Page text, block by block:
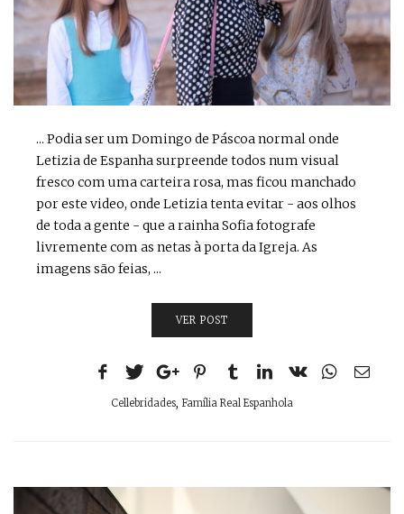
... Podia ser um Domingo de Páscoa normal onde
Letizia de Espanha surpreende todos num visual
fresco com uma carteira rosa, mas ficou manchado
por este video, onde Letizia tenta evitar - aos olhos
de toda a gente - que a rainha Sofia fotografe
livremente com as netas à porta da Igreja. As
imagens são feias, ...
VER POST
Cellebridades Família Real Espanhola